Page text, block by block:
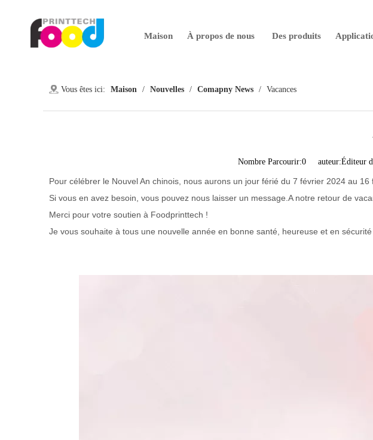
Maison À propos de nous Des produits
Vous êtes ici: Maison / Nouvelles / Comapny News / Vacances
Nombre Parcourir:0 auteur:Éditeur
Pour célébrer le Nouvel An chinois, nous aurons un jour férié du 7 février 2024 au 16
Si vous en avez besoin, vous pouvez nous laisser un message.A notre retour de
Merci pour votre soutien à Foodprinttech !
Je vous souhaite à tous une nouvelle année en bonne santé, heureuse et en sécurité